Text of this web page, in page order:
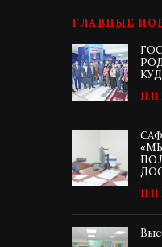
ГЛАВНЫЕ